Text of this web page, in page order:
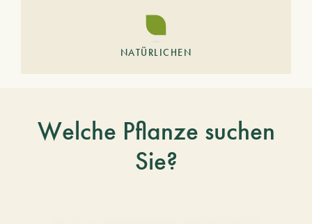
NATÜRLICHEN
Welche Pflanze suchen
Sie?